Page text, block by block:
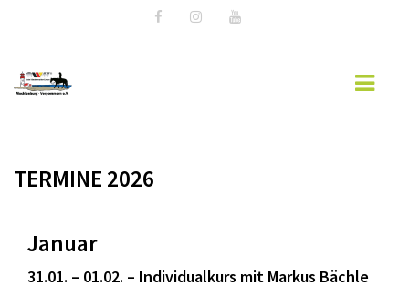
LANDESVERBAND MV
TURNIERSPORT
JUGENDARBEIT
TERMINE 2026
Januar
31.01. – 01.02. – Individualkurs mit Markus Bächle